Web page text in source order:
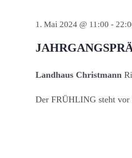
1. Mai 2024 @ 11:00 -
Landhaus Christmann
Der FRÜHLING steht vor